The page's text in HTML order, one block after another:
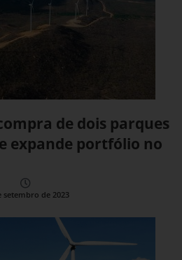
de dois parques
expande portfólio no
setembro de 2023